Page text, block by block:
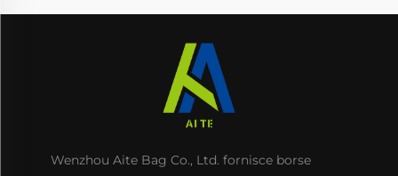
Wenzhou Aite Bag Co., Ltd. fornisce borse